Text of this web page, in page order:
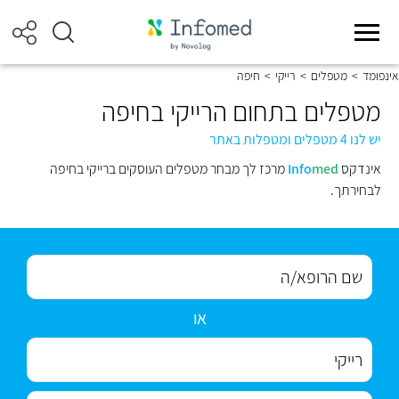
אינפומד > מטפלים > רייקי > חיפה
מטפלים בתחום הרייקי בחיפה
יש לנו 4 מטפלים ומטפלות באתר
אינדקס
Infomed
מרכז לך מבחר מטפלים העוסקים ברייקי בחיפה
לבחירתך.
או